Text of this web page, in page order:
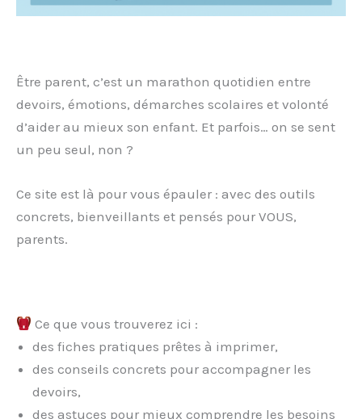
Être parent, c’est un marathon quotidien entre
devoirs, émotions, démarches scolaires et volonté
d’aider au mieux son enfant. Et parfois… on se sent
un peu seul, non ?
Ce site est là pour vous épauler : avec des outils
concrets, bienveillants et pensés pour VOUS,
parents.
Ce que vous trouverez ici :
des fiches pratiques prêtes à imprimer,
des conseils concrets pour accompagner les
devoirs,
des astuces pour mieux comprendre les besoins